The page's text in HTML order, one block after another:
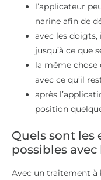
l’applicateur
narine afin de
avec les doigts,
jusqu’à ce que
la même chose
avec ce qu’il
après
position
Quels sont les
possibles avec
Avec un traitement à